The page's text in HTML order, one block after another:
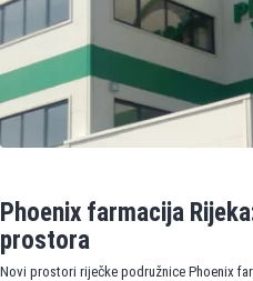
Phoenix farmacija
prostora
Novi prostori riječke podružnice Phoenix